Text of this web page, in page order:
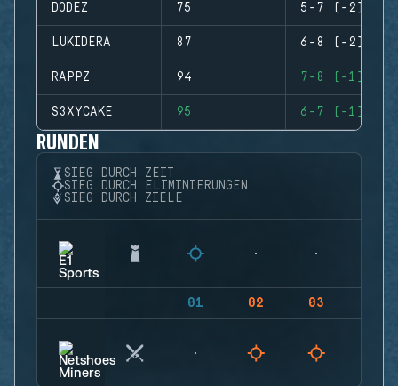
DODEZ 75 5-7 (-2)
LUKIDERA 87 6-8 (-2)
RAPPZ 94 7-8 (-1)
S3XYCAKE 95 6-7 (-1)
RUNDEN
SIEG DURCH ZEIT
SIEG DURCH ELIMINIERUNGEN
SIEG DURCH ZIELE
01 02 03